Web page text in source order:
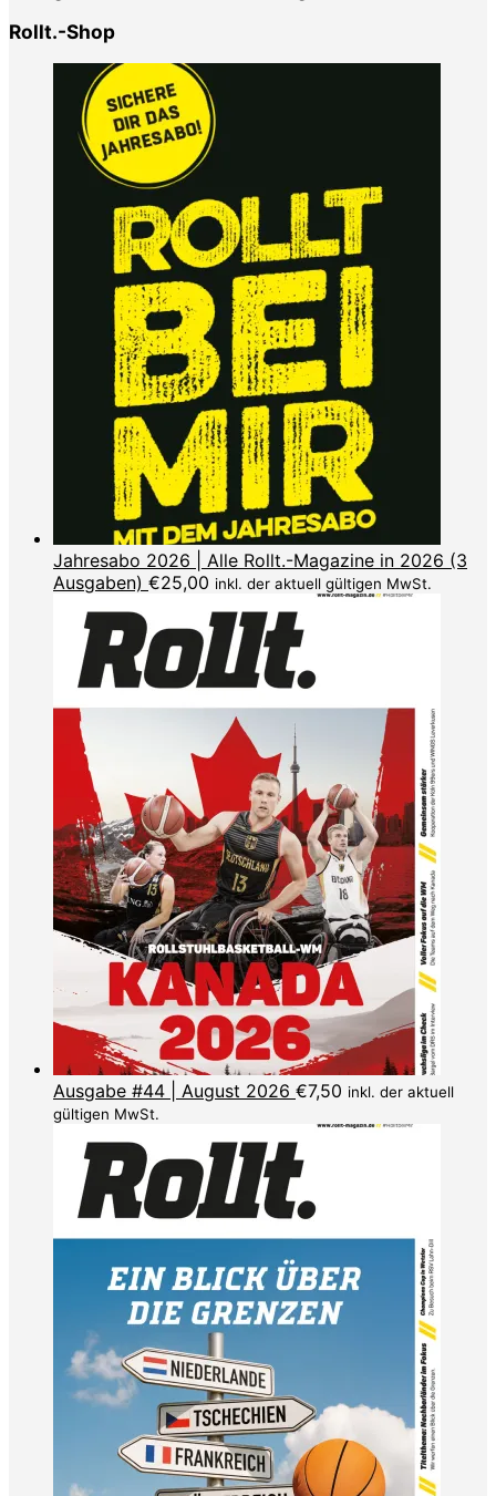
Rollt.-Shop
Jahresabo 2026 | Alle Rollt.-Magazine in 2026 (3
Ausgaben) €25,00 inkl. der aktuell gültigen MwSt.
Ausgabe #44 | August 2026 €7,50 inkl. der aktuell
gültigen MwSt.